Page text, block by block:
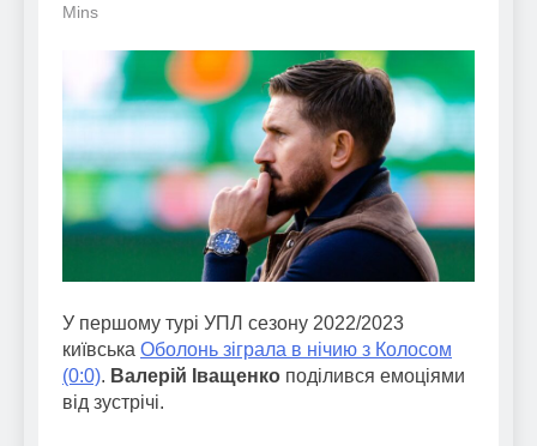
Mins
У першому турі УПЛ сезону 2022/2023
київська Оболонь зіграла в нічию з Колосом
(0:0). Валерій Іващенко поділився емоціями
від зустрічі.